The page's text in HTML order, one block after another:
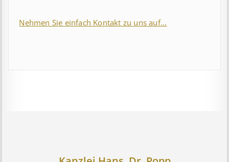
Nehmen Sie einfach Kontakt zu uns auf...